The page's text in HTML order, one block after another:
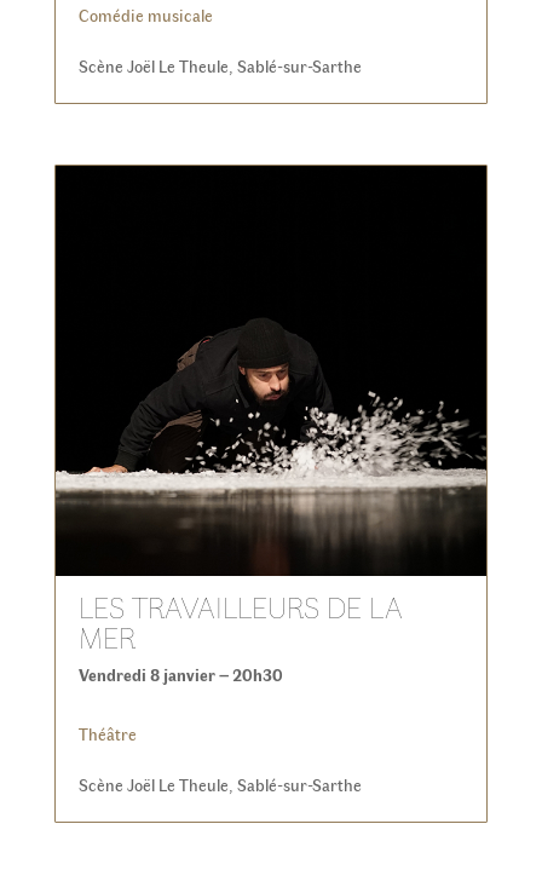
Comédie musicale
Scène Joël Le Theule, Sablé-sur-Sarthe
LES TRAVAILLEURS DE LA
MER
Vendredi 8 janvier – 20h30
Théâtre
Scène Joël Le Theule, Sablé-sur-Sarthe